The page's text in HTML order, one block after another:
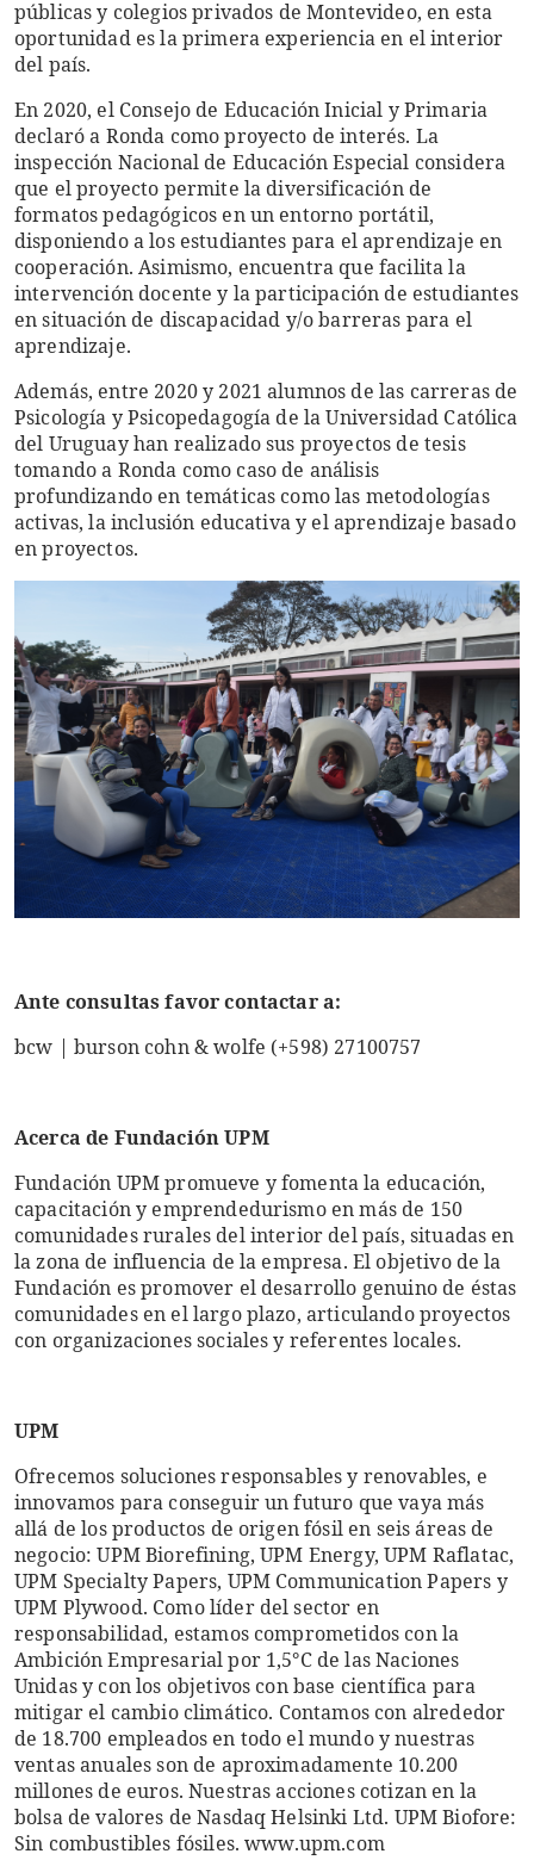
públicas y colegios privados de Montevideo, en esta
oportunidad es la primera experiencia en el interior
del país.
En 2020, el Consejo de Educación Inicial y Primaria
declaró a Ronda como proyecto de interés. La
inspección Nacional de Educación Especial considera
que el proyecto permite la diversificación de
formatos pedagógicos en un entorno portátil,
disponiendo a los estudiantes para el aprendizaje en
cooperación. Asimismo, encuentra que facilita la
intervención docente y la participación de estudiantes
en situación de discapacidad y/o barreras para el
aprendizaje.
Además, entre 2020 y 2021 alumnos de las carreras de
Psicología y Psicopedagogía de la Universidad Católica
del Uruguay han realizado sus proyectos de tesis
tomando a Ronda como caso de análisis
profundizando en temáticas como las metodologías
activas, la inclusión educativa y el aprendizaje basado
en proyectos.
Ante consultas favor contactar a:
bcw | burson cohn & wolfe (+598) 27100757
Acerca de Fundación UPM
Fundación UPM promueve y fomenta la educación,
capacitación y emprendedurismo en más de 150
comunidades rurales del interior del país, situadas en
la zona de influencia de la empresa. El objetivo de la
Fundación es promover el desarrollo genuino de éstas
comunidades en el largo plazo, articulando proyectos
con organizaciones sociales y referentes locales.
UPM
Ofrecemos soluciones responsables y renovables, e
innovamos para conseguir un futuro que vaya más
allá de los productos de origen fósil en seis áreas de
negocio: UPM Biorefining, UPM Energy, UPM Raflatac,
UPM Specialty Papers, UPM Communication Papers y
UPM Plywood. Como líder del sector en
responsabilidad, estamos comprometidos con la
Ambición Empresarial por 1,5°C de las Naciones
Unidas y con los objetivos con base científica para
mitigar el cambio climático. Contamos con alrededor
de 18.700 empleados en todo el mundo y nuestras
ventas anuales son de aproximadamente 10.200
millones de euros. Nuestras acciones cotizan en la
bolsa de valores de Nasdaq Helsinki Ltd. UPM Biofore:
Sin combustibles fósiles. www.upm.com